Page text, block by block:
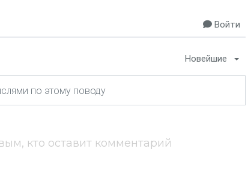
Войти
Новейшие
кто оставит комментарий